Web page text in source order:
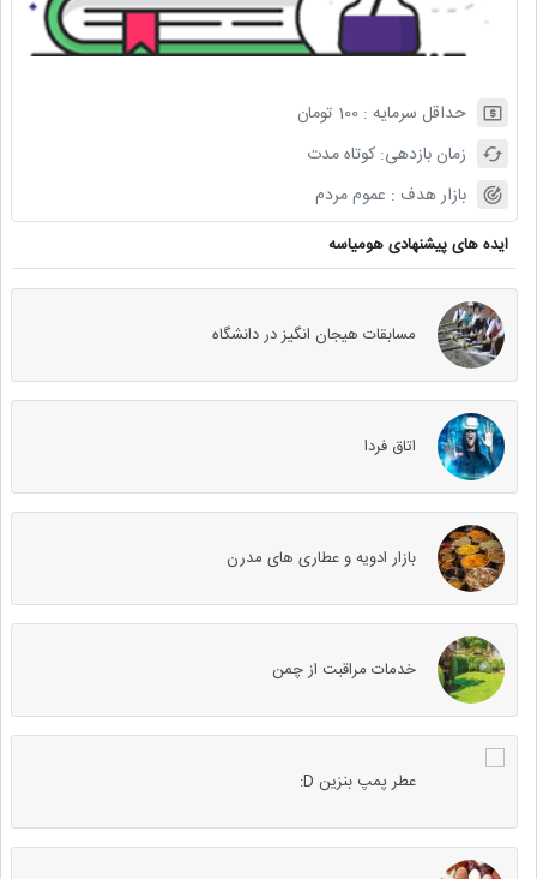
حداقل سرمایه :100 تومان
زمان بازدهی:کوتاه مدت
بازار هدف : عموم مردم
ایده های پیشنهادی هومیاسه
مسابقات هیجان انگیز در دانشگاه
اتاق فردا
بازار ادویه و عطاری های مدرن
خدمات مراقبت از چمن
عطر پمپ بنزین D: